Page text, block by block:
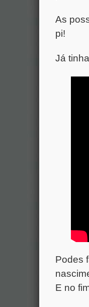
As
pi!
Já
Podes
E no